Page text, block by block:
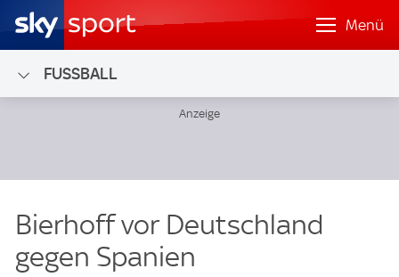
Menü
FUSSBALL
Bierhoff vor Deutschland
gegen Spanien